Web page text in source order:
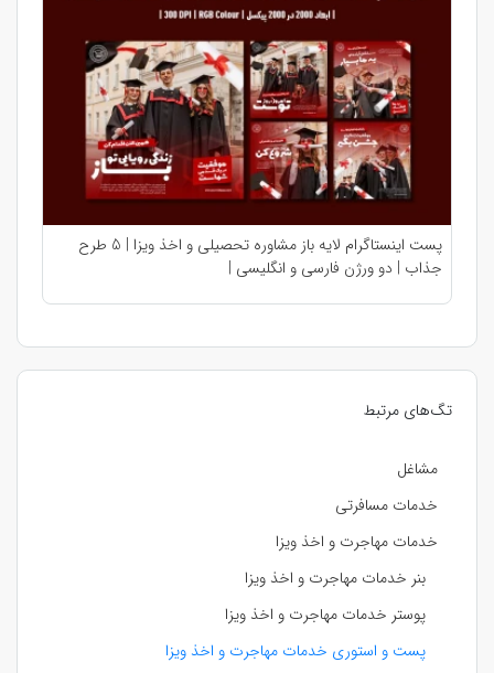
تگ‌های مرتبط
مشاغل
خدمات مسافرتی
خدمات مهاجرت و اخذ ویزا
بنر خدمات مهاجرت و اخذ ویزا
پوستر خدمات مهاجرت و اخذ ویزا
پست و استوری خدمات مهاجرت و اخذ ویزا
پست اینستاگرام لایه باز مشاوره تحصیلی و اخذ ویزا | 5 طرح
جذاب | دو ورژن فارسی و انگلیسی |